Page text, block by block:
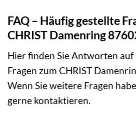
FAQ – Häufig gestellte
CHRIST Damenring
Hier finden Sie Antworten
Fragen zum CHRIST
Wenn Sie weitere Fragen
gerne kontaktieren.